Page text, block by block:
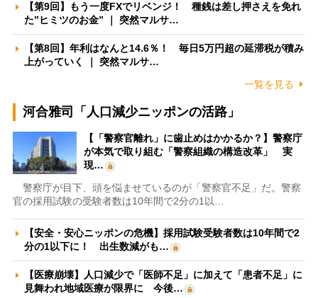
【第9回】もう一度FXでリベンジ！ 種銭は差し押さえを免れ
た”ヒミツのお金” ｜ 突然マルサ…
【第8回】年利はなんと14.6％！ 毎日5万円超の延滞税が積み
上がっていく ｜ 突然マルサ…
一覧を見る
河合雅司「人口減少ニッポンの活路」
【「警察官離れ」に歯止めはかかるか？】警察庁
が本気で取り組む「警察組織の構造改革」 実
現…
警察庁が目下、頭を悩ませているのが「警察官不足」だ。警察
官の採用試験の受験者数は10年間で2分の1以…
【安全・安心ニッポンの危機】採用試験受験者数は10年間で2
分の1以下に！ 出生数減がも…
【医療崩壊】人口減少で「医師不足」に加えて「患者不足」に
見舞われ地域医療が限界に 今後…